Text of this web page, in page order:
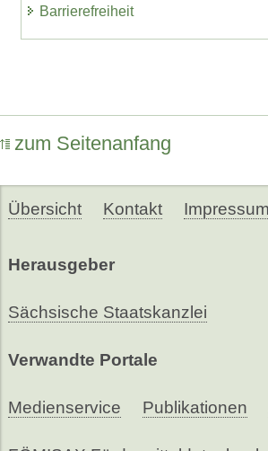
Barrierefreiheit
zum Seitenanfang
Übersicht Kontakt Impressum
Herausgeber
Sächsische Staatskanzlei
Verwandte Portale
Medienservice Publikationen